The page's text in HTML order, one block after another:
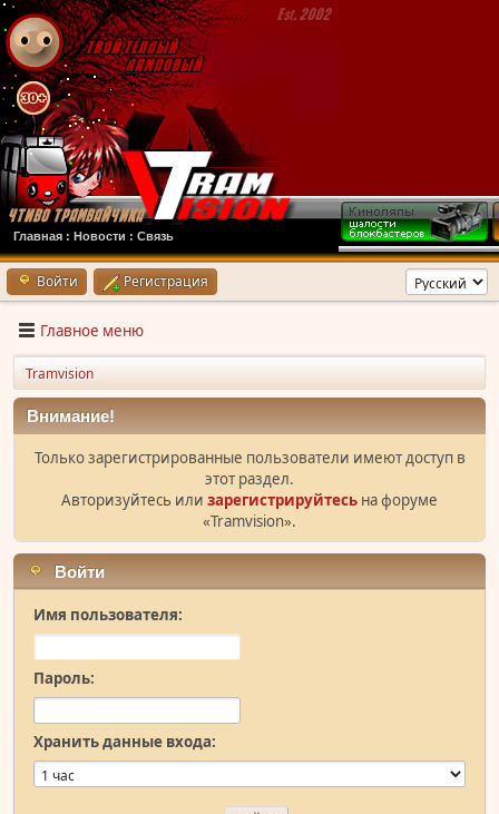
Главная : Новости : Связь
Войти Регистрация
Главное меню
Tramvision
Внимание!
Только зарегистрированные пользователи имеют доступ в
этот раздел.
Авторизуйтесь или зарегистрируйтесь на форуме
«Tramvision».
Войти
Имя пользователя:
Пароль:
Хранить данные входа: